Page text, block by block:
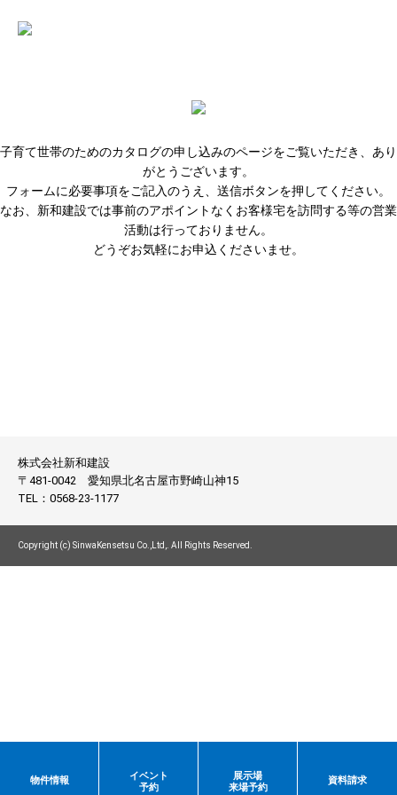
子育て世帯のためのカタログの申し込みのページをご覧いただき、あり
がとうございます。
フォームに必要事項をご記入のうえ、送信ボタンを押してください。
なお、新和建設では事前のアポイントなくお客様宅を訪問する等の営業
活動は行っておりません。
どうぞお気軽にお申込くださいませ。
株式会社新和建設
〒481-0042 愛知県北名古屋市野崎山神15
TEL： 0568-23-1177
Copyright (c) SinwaKensetsu Co.,Ltd,. All Rights Reserved.
物件情報
イベント
予約
展示場
来場予約
資料請求